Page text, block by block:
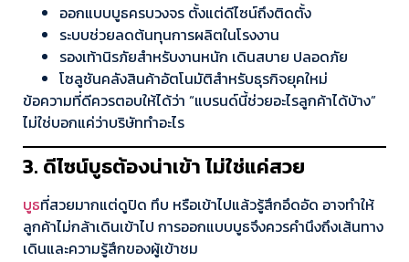
ออกแบบบูธครบวงจร ตั้งแต่ดีไซน์ถึงติดตั้ง
ระบบช่วยลดต้นทุนการผลิตในโรงงาน
รองเท้านิรภัยสำหรับงานหนัก เดินสบาย ปลอดภัย
โซลูชันคลังสินค้าอัตโนมัติสำหรับธุรกิจยุคใหม่
ข้อความที่ดีควรตอบให้ได้ว่า “แบรนด์นี้ช่วยอะไรลูกค้าได้บ้าง”
ไม่ใช่บอกแค่ว่าบริษัททำอะไร
3. ดีไซน์บูธต้องน่าเข้า ไม่ใช่แค่สวย
บูธที่สวยมากแต่ดูปิด ทึบ หรือเข้าไปแล้วรู้สึกอึดอัด อาจทำให้
ลูกค้าไม่กล้าเดินเข้าไป การออกแบบบูธจึงควรคำนึงถึงเส้นทาง
เดินและความรู้สึกของผู้เข้าชม